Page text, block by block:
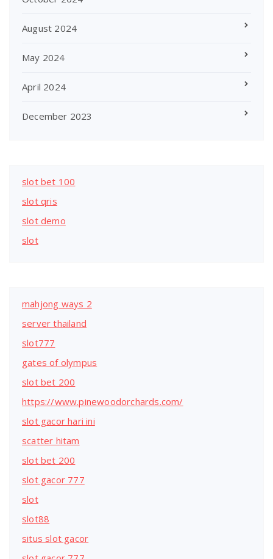
August 2024
May 2024
April 2024
December 2023
slot bet 100
slot qris
slot demo
slot
mahjong ways 2
server thailand
slot777
gates of olympus
slot bet 200
https://www.pinewoodorchards.com/
slot gacor hari ini
scatter hitam
slot bet 200
slot gacor 777
slot
slot88
situs slot gacor